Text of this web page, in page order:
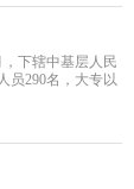
下辖中基层人民
员290名，大专以